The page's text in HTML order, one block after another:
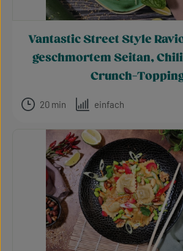
Vantastic Street Style
geschmortem Seitan,
Crunch-
20 min einfach